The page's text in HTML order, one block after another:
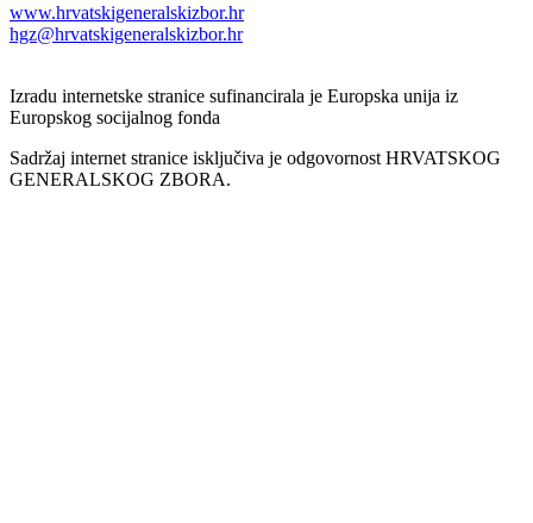
www.hrvatskigeneralskizbor.hr
hgz@hrvatskigeneralskizbor.hr
Izradu internetske stranice sufinancirala je Europska unija iz
Europskog socijalnog fonda
Sadržaj internet stranice isključiva je odgovornost HRVATSKOG
GENERALSKOG ZBORA.